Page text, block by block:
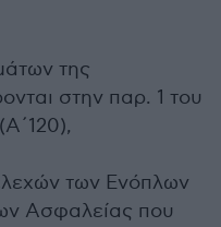
της
στην παρ. 1 του
των Ενόπλων
Ασφαλείας που